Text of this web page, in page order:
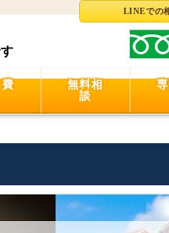
LINEでの
無料相
談